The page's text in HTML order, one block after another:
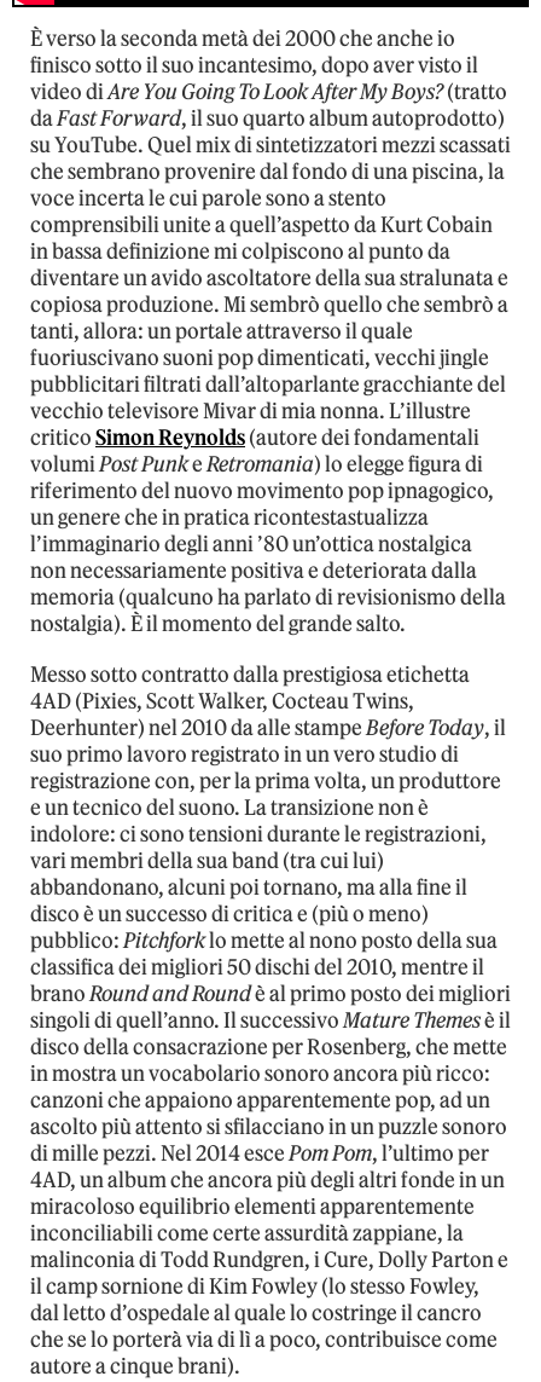
È verso la seconda metà dei 2000 che anche io
finisco sotto il suo incantesimo, dopo aver visto il
video diAre You Going To Look After My Boys?(tratto
daFast Forward, il suo quarto album autoprodotto)
su YouTube. Quel mix di sintetizzatori mezzi scassati
che sembrano provenire dal fondo di una piscina, la
voce incerta le cui parole sono a stento
comprensibili unite a quell’aspetto da Kurt Cobain
in bassa definizione mi colpiscono al punto da
diventare un avido ascoltatore della sua stralunata e
copiosa produzione. Mi sembrò quello che sembrò a
tanti, allora: un portale attraverso il quale
fuoriuscivano suoni pop dimenticati, vecchi jingle
pubblicitari filtrati dall’altoparlante gracchiante del
vecchio televisore Mivar di mia nonna. L’illustre
criticoSimon Reynolds(autore dei fondamentali
volumiPost PunkeRetromania) lo elegge figura di
riferimento del nuovo movimento pop ipnagogico,
un genere che in pratica ricontestastualizza
l’immaginario degli anni ’80 un’ottica nostalgica
non necessariamente positiva e deteriorata dalla
memoria (qualcuno ha parlato di revisionismo della
nostalgia). È il momento del grande salto.
Messo sotto contratto dalla prestigiosa etichetta
4AD (Pixies, Scott Walker, Cocteau Twins,
Deerhunter) nel 2010 da alle stampeBefore Today, il
suo primo lavoro registrato in un vero studio di
registrazione con, per la prima volta, un produttore
e un tecnico del suono. La transizione non è
indolore: ci sono tensioni durante le registrazioni,
vari membri della sua band (tra cui lui)
abbandonano, alcuni poi tornano, ma alla fine il
disco è un successo di critica e (più o meno)
pubblico:Pitchforklo mette al nono posto della sua
classifica dei migliori 50 dischi del 2010, mentre il
branoRound and Roundè al primo posto dei migliori
singoli di quell’anno. Il successivoMature Themesè il
disco della consacrazione per Rosenberg, che mette
in mostra un vocabolario sonoro ancora più ricco:
canzoni che appaiono apparentemente pop, ad un
ascolto più attento si sfilacciano in un puzzle sonoro
di mille pezzi. Nel 2014 escePom Pom, l’ultimo per
4AD, un album che ancora più degli altri fonde in un
miracoloso equilibrio elementi apparentemente
inconciliabili come certe assurdità zappiane, la
malinconia di Todd Rundgren, i Cure, Dolly Parton e
il camp sornione di Kim Fowley (lo stesso Fowley,
dal letto d’ospedale al quale lo costringe il cancro
che se lo porterà via di lì a poco, contribuisce come
autore a cinque brani).